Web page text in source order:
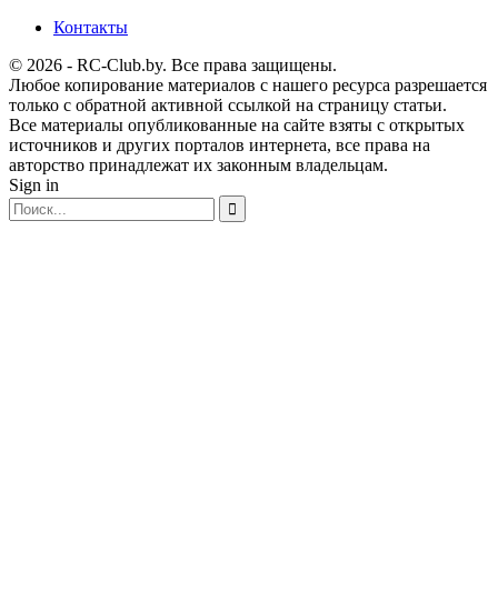
Контакты
© 2026 - RC-Club.by. Все права защищены.
Любое копирование материалов с нашего ресурса разрешается
только с обратной активной ссылкой на страницу статьи.
Все материалы опубликованные на сайте взяты с открытых
источников и других порталов интернета, все права на
авторство принадлежат их законным владельцам.
Sign in